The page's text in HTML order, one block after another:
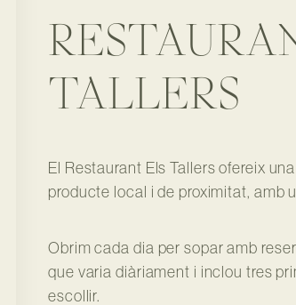
TALLERS
El Restaurant Els Tallers ofereix
producte local i de proximitat, amb
Obrim cada dia per sopar amb
que varia diàriament i inclou tres
escollir.